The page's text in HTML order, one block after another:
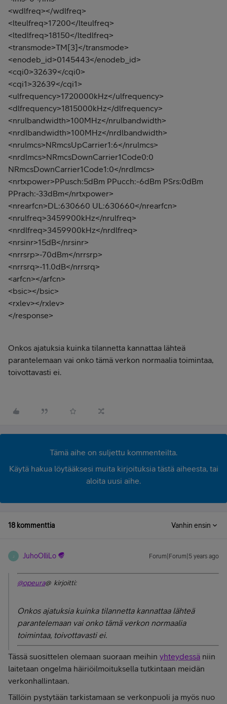
<wdlfreq></wdlfreq>
<lteulfreq>17200</lteulfreq>
<ltedlfreq>18150</ltedlfreq>
<transmode>TM[3]</transmode>
<enodeb_id>0145443</enodeb_id>
<cqi0>32639</cqi0>
<cqi1>32639</cqi1>
<ulfrequency>1720000kHz</ulfrequency>
<dlfrequency>1815000kHz</dlfrequency>
<nrulbandwidth>100MHz</nrulbandwidth>
<nrdlbandwidth>100MHz</nrdlbandwidth>
<nrulmcs>NRmcsUpCarrier1:6</nrulmcs>
<nrdlmcs>NRmcsDownCarrier1Code0:0
NRmcsDownCarrier1Code1:0</nrdlmcs>
<nrtxpower>PPusch:5dBm PPucch:-6dBm PSrs:0dBm
PPrach:-33dBm</nrtxpower>
<nrearfcn>DL:630660 UL:630660</nrearfcn>
<nrulfreq>3459900kHz</nrulfreq>
<nrdlfreq>3459900kHz</nrdlfreq>
<nrsinr>15dB</nrsinr>
<nrrsrp>-70dBm</nrrsrp>
<nrrsrq>-11.0dB</nrrsrq>
<arfcn></arfcn>
<bsic></bsic>
<rxlev></rxlev>
</response>
Onkos ajatuksia kuinka tilannetta kannattaa lähteä
parantelemaan vai onko tämä verkon normaalia toimintaa,
toivottavasti ei.
Tämä aihe on suljettu kommenteilta.
Käytä hakua löytääksesi muita kirjoituksia tästä aiheesta, tai
aloita uusi aihe.
18 kommenttia Vanhin ensin
J JuhoOlliLo Forum|Forum|5 years ago
@opeura@ kirjoitti:
Onkos ajatuksia kuinka tilannetta kannattaa lähteä
parantelemaan vai onko tämä verkon normaalia
toimintaa, toivottavasti ei.
Tässä suosittelen olemaan suoraan meihin yhteydessä niin
laitetaan ongelma häiriöilmoituksella tutkintaan meidän
verkonhallintaan.
Tällöin pystytään tarkistamaan se verkonpuoli ja myös nuo